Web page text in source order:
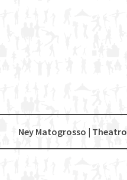
Ney Matogrosso |